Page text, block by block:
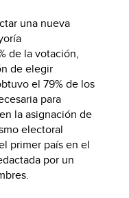
una nueva
de la votación,
de elegir
el 79% de los
para
la asignación de
electoral
primer país en el
por un